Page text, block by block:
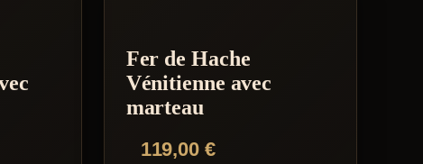
Fer de Hache
Vénitienne avec
marteau
119,00 €